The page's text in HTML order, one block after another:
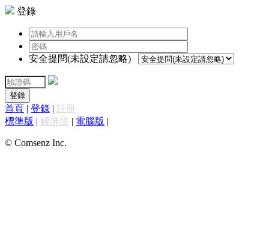
登錄
安全提問(未設定請忽略)
登錄
首頁 | 登錄 | 註冊
標準版 | 觸屏版 | 電腦版 |
© Comsenz Inc.